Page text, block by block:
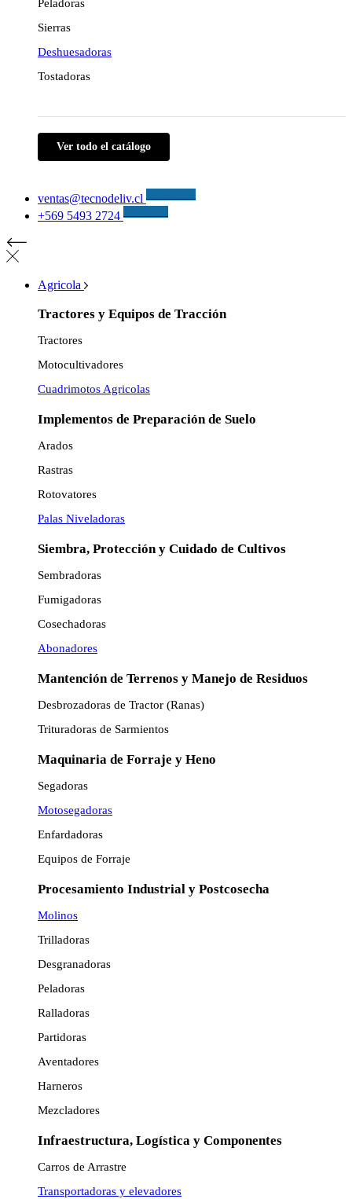
Peladoras
Sierras
Deshuesadoras
Tostadoras
Ver todo el catálogo
ventas@tecnodeliv.cl
+569 5493 2724
Agricola
Tractores y Equipos de Tracción
Tractores
Motocultivadores
Cuadrimotos Agricolas
Implementos de Preparación de Suelo
Arados
Rastras
Rotovatores
Palas Niveladoras
Siembra, Protección y Cuidado de Cultivos
Sembradoras
Fumigadoras
Cosechadoras
Abonadores
Mantención de Terrenos y Manejo de Residuos
Desbrozadoras de Tractor (Ranas)
Trituradoras de Sarmientos
Maquinaria de Forraje y Heno
Segadoras
Motosegadoras
Enfardadoras
Equipos de Forraje
Procesamiento Industrial y Postcosecha
Molinos
Trilladoras
Desgranadoras
Peladoras
Ralladoras
Partidoras
Aventadores
Harneros
Mezcladores
Infraestructura, Logística y Componentes
Carros de Arrastre
Transportadoras y elevadores